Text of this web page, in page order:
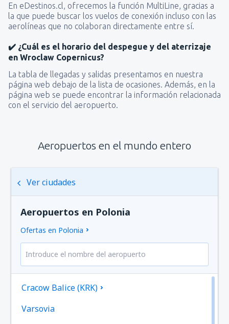
En eDestinos.cl, ofrecemos la función MultiLine, gracias a
la que puede buscar los vuelos de conexión incluso con las
aerolíneas que no colaboran directamente entre sí.
✔️ ¿Cuál es el horario del despegue y del aterrizaje
en Wroclaw Copernicus?
La tabla de llegadas y salidas presentamos en nuestra
página web debajo de la lista de ocasiones. Además, en la
página web se puede encontrar la información relacionada
con el servicio del aeropuerto.
Aeropuertos en el mundo entero
Ver ciudades
Aeropuertos en Polonia
Ofertas en Polonia
Cracow Balice (KRK)
Varsovia